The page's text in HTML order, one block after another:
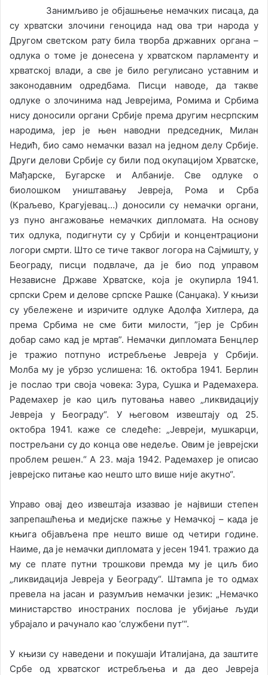
Занимљиво је објашњење немачких писаца, да
су хрватски злочини геноцида над ова три народа у
Другом светском рату била творба државних органа –
одлука о томе је донесена у хрватском парламенту и
хрватској влади, а све је било регулисано уставним и
законодавним одредбама. Писци наводе, да такве
одлуке о злочинима над Јеврејима, Ромима и Србима
нису доносили органи Србије према другим несрпским
народима, јер је њен наводни председник, Милан
Недић, био само немачки вазал на једном делу Србије.
Други делови Србије су били под окупацијом Хрватске,
Мађарске, Бугарске и Албаније. Све одлуке о
биолошком уништавању Јевреја, Рома и Срба
(Краљево, Крагујевац…) доносили су немачки органи,
уз пуно ангажовање немачких дипломата. На основу
тих одлука, подигнути су у Србији и концентрациони
логори смрти. Што се тиче таквог логора на Сајмишту, у
Београду, писци подвлаче, да је био под управом
Независне Државе Хрватске, која је окупирла 1941.
српски Срем и делове српске Рашке (Санџака). У књизи
су убележене и изричите одлуке Адолфа Хитлера, да
према Србима не сме бити милости, ”јер је Србин
добар само кад је мртав”. Немачки дипломата Бенцлер
је тражио потпуно истребљење Јевреја у Србији.
Молба му је убрзо услишена: 16. октобра 1941. Берлин
је послао три своја човека: Зура, Сушка и Радемахера.
Радемахер је као циљ путовања навео „ликвидацију
Јевреја у Београду“. У његовом извештају од 25.
октобра 1941. каже се следеће: „Јевреји, мушкарци,
пострељани су до конца ове недеље. Овим је јеврејски
проблем решен.“ А 23. маја 1942. Радемахер је описао
јеврејско питање као нешто што више није акутно“.
Управо овај део извештаја изазвао је највиши степен
запрепашћења и медијске пажње у Немачкој – када је
књига објављена пре нешто више од четири године.
Наиме, да је немачки дипломата у јесен 1941. тражио да
му се плате путни трошкови премда му је циљ био
„ликвидација Јевреја у Београду“. Штампа је то одмах
превела на јасан и разумљив немачки језик: „Немачко
министарство иностраних послова је убијање људи
убрајало и рачунало као ‘службени пут’“.
У књизи су наведени и покушаји Италијана, да заштите
Србе од хрватског истребљења и да део Јевреја